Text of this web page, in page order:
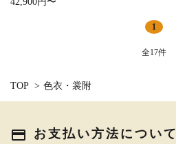
1
全17件
TOP > 色衣・裳附
payment お支払い方法について